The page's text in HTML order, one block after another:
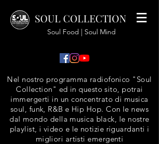
SOUL COLLECTION
Soul Food | Soul Mind
Nel nostro programma radiofonico "Soul
Collection" ed in questo sito, potrai
immergerti in un concentrato di musica
soul, funk, R&B e Hip Hop. Con le news
dal mondo della musica black, le nostre
playlist, i video e le notizie riguardanti i
migliori artisti emergenti